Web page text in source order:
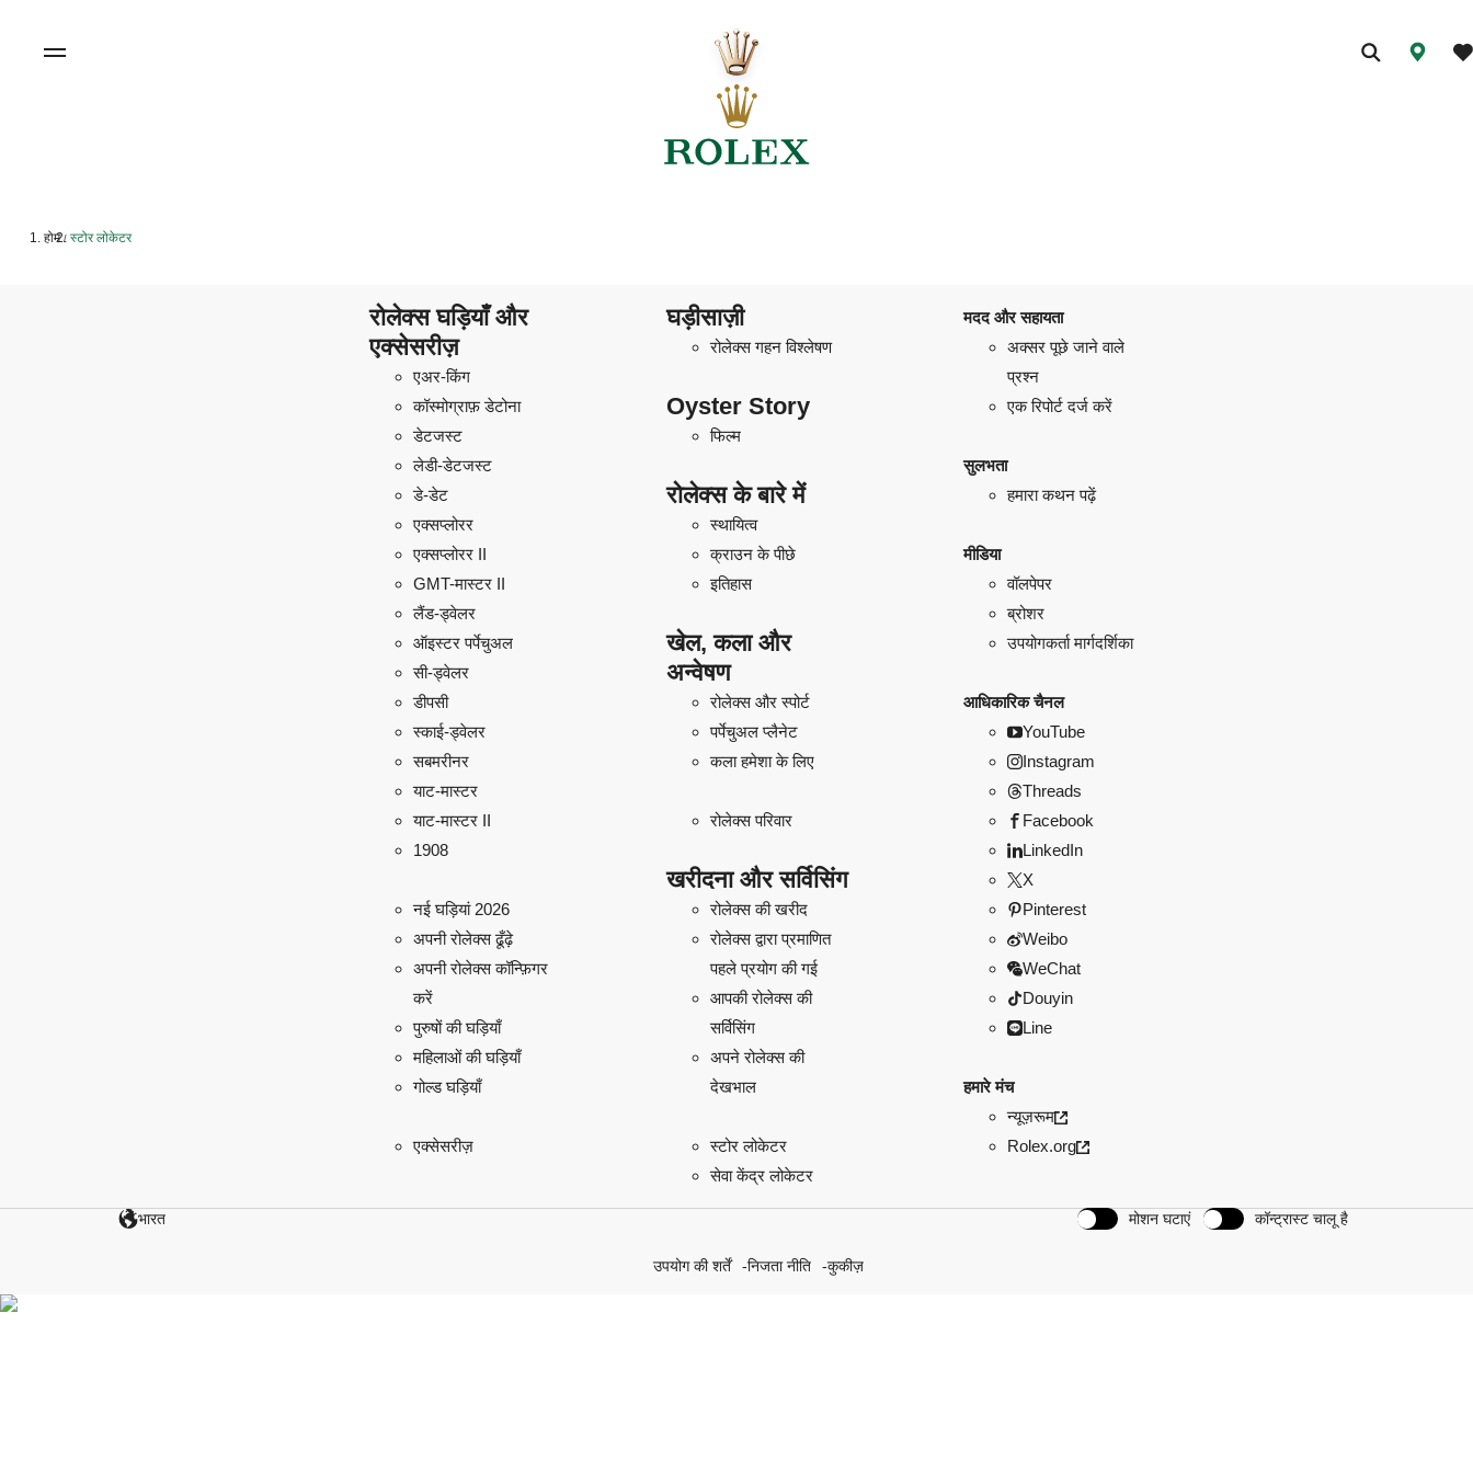
होम/ स्टोर लोकेटर
रोलेक्स घड़ियाँ और
एक्सेसरीज़
एअर-किंग
कॉस्मोग्राफ़ डेटोना
डेटजस्ट
लेडी-डेटजस्ट
डे-डेट
एक्सप्लोरर
एक्सप्लोरर II
GMT-मास्टर II
लैंड-ड्वेलर
ऑइस्टर पर्पेचुअल
सी-ड्वेलर
डीपसी
स्काई-ड्वेलर
सबमरीनर
याट-मास्टर
याट-मास्टर II
1908
नई घड़ियां 2026
अपनी रोलेक्स ढूँढ़े
अपनी रोलेक्स कॉन्फ़िगर
करें
पुरुषों की घड़ियाँ
महिलाओं की घड़ियाँ
गोल्ड घड़ियाँ
एक्सेसरीज़
घड़ीसाज़ी
रोलेक्स गहन विश्लेषण
Oyster Story
फिल्म
रोलेक्स के बारे में
स्थायित्व
क्राउन के पीछे
इतिहास
खेल, कला और
अन्वेषण
रोलेक्स और स्पोर्ट
पर्पेचुअल प्लैनेट
कला हमेशा के लिए
रोलेक्स परिवार
खरीदना और सर्विसिंग
रोलेक्स की खरीद
रोलेक्स द्वारा प्रमाणित
पहले प्रयोग की गई
आपकी रोलेक्स की
सर्विसिंग
अपने रोलेक्स की
देखभाल
स्टोर लोकेटर
सेवा केंद्र लोकेटर
मदद और सहायता
अक्सर पूछे जाने वाले
प्रश्न
एक रिपोर्ट दर्ज करें
सुलभता
हमारा कथन पढ़ें
मीडिया
वॉलपेपर
ब्रोशर
उपयोगकर्ता मार्गदर्शिका
आधिकारिक चैनल
YouTube
Instagram
Threads
Facebook
LinkedIn
X
Pinterest
Weibo
WeChat
Douyin
Line
हमारे मंच
न्यूज़रूम
Rolex.org
भारत मोशन घटाएं कॉन्ट्रास्ट चालू है
उपयोग की शर्तें निजता नीति कुकीज़